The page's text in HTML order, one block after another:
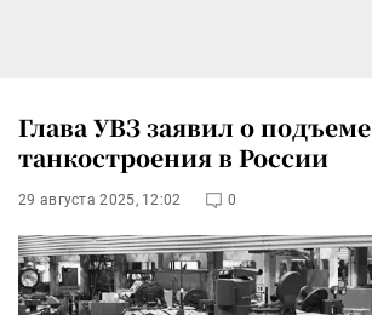
Глава УВЗ заявил о подъеме
танкостроения в России
29 августа 2025, 12:02 0